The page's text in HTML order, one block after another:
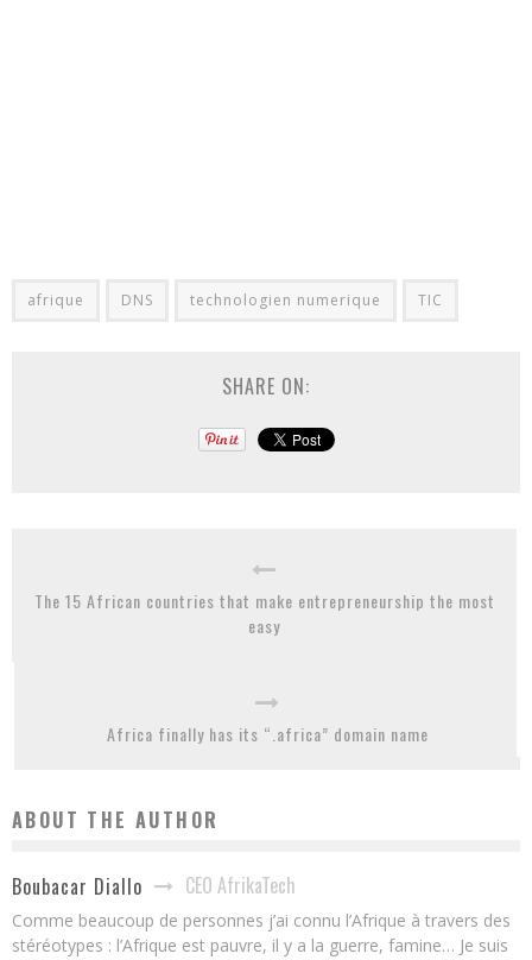
afrique DNS technologien numerique TIC
SHARE ON:
The 15 African countries that make entrepreneurship the most
easy
Africa finally has its “.africa” domain name
ABOUT THE AUTHOR
Boubacar Diallo CEO AfrikaTech
Comme beaucoup de personnes j’ai connu l’Afrique à travers des
stéréotypes : l’Afrique est pauvre, il y a la guerre, famine… Je suis